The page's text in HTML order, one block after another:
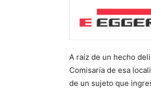
A raíz de un hecho
Comisaría de esa
de un sujeto que